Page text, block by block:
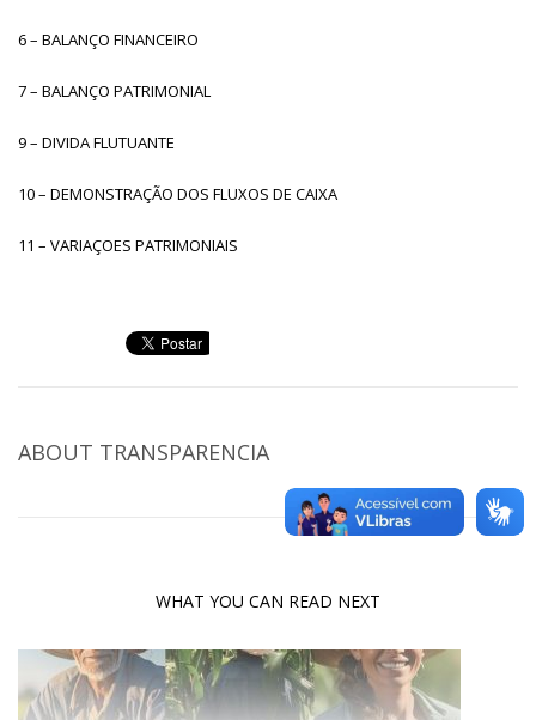
6 – BALANÇO FINANCEIRO
7 – BALANÇO PATRIMONIAL
9 – DIVIDA FLUTUANTE
10 – DEMONSTRAÇÃO DOS FLUXOS DE CAIXA
11 – VARIAÇOES PATRIMONIAIS
ABOUT TRANSPARENCIA
WHAT YOU CAN READ NEXT